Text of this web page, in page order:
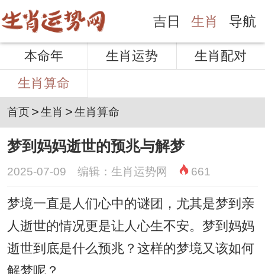
吉日 生肖 导航
本命年 生肖运势
生肖配对
生肖算命
首页>生肖 >生肖算命
梦到妈妈逝世的预兆与解梦
2025-07-09 编辑：生肖运势网 661
梦境一直是人们心中的谜团，尤其是梦到亲
人逝世的情况更是让人心生不安。梦到妈妈
逝世到底是什么预兆？这样的梦境又该如何
解梦呢？